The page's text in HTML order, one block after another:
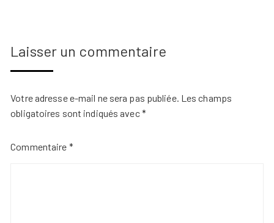
Laisser un commentaire
Votre adresse e-mail ne sera pas publiée. Les champs
obligatoires sont indiqués avec*
Commentaire *